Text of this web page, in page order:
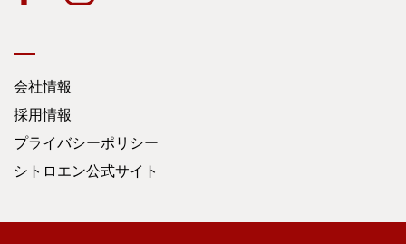
会社情報
採用情報
プライバシーポリシー
シトロエン公式サイト